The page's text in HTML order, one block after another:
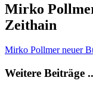
Mirko
Zeithain
Mirko Pollmer neuer
Weitere Beiträge